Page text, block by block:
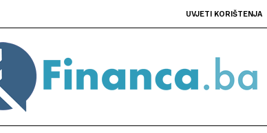
UVJETI KORIŠTENJA